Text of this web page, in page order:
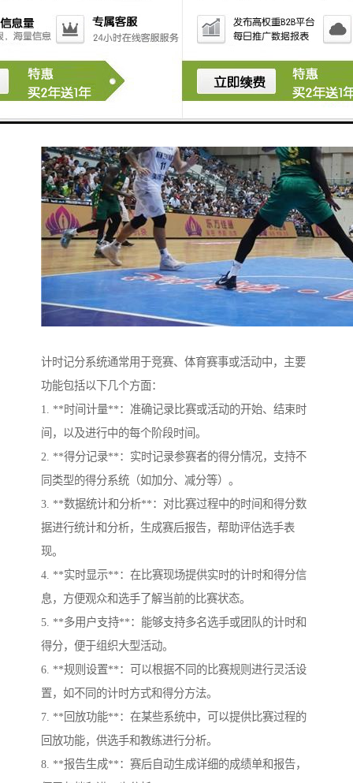
计时记分系统通常用于竞赛、体育赛事或活动中，主要
功能包括以下几个方面：
1. **时间计量**：准确记录比赛或活动的开始、结束时
间，以及进行中的每个阶段时间。
2. **得分记录**：实时记录参赛者的得分情况，支持不
同类型的得分系统（如加分、减分等）。
3. **数据统计和分析**：对比赛过程中的时间和得分数
据进行统计和分析，生成赛后报告，帮助评估选手表
现。
4. **实时显示**：在比赛现场提供实时的计时和得分信
息，方便观众和选手了解当前的比赛状态。
5. **多用户支持**：能够支持多名选手或团队的计时和
得分，便于组织大型活动。
6. **规则设置**：可以根据不同的比赛规则进行灵活设
置，如不同的计时方式和得分方法。
7. **回放功能**：在某些系统中，可以提供比赛过程的
回放功能，供选手和教练进行分析。
8. **报告生成**：赛后自动生成详细的成绩单和报告，